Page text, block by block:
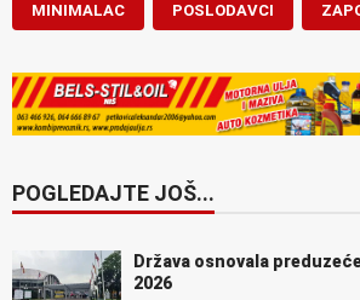
MINIMALAC POSLODAVCI
POGLEDAJTE JOŠ...
Država osnovala
2026